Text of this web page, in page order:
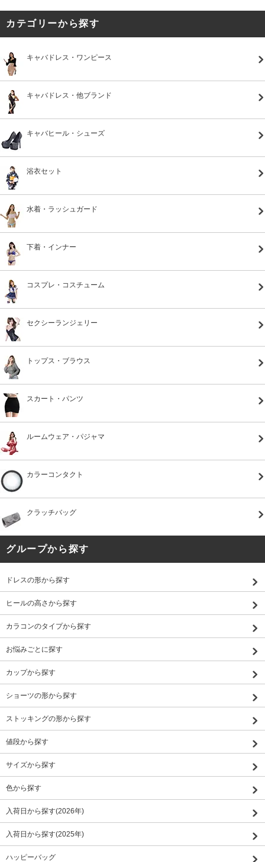
カテゴリーから探す
キャバドレス・ワンピース
キャバドレス・他ブランド
キャバヒール・シューズ
浴衣セット
水着・ラッシュガード
下着・インナー
コスプレ・コスチューム
セクシーランジェリー
トップス・ブラウス
スカート・パンツ
ルームウェア・パジャマ
カラーコンタクト
クラッチバッグ
グループから探す
ドレスの形から探す
ヒールの高さから探す
カラコンのタイプから探す
お悩みごとに探す
カップから探す
ショーツの形から探す
ストッキングの形から探す
値段から探す
サイズから探す
色から探す
入荷日から探す(2026年)
入荷日から探す(2025年)
ハッピーバッグ